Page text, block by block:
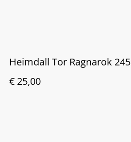
Heimdall Tor Ragnarok 245
€ 25,00